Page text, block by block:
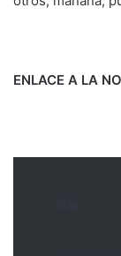
ENLACE A LA